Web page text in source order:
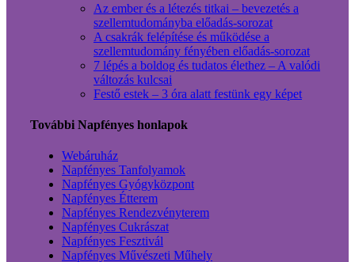
Az ember és a létezés titkai – bevezetés a
szellemtudományba előadás-sorozat
A csakrák felépítése és működése a
szellemtudomány fényében előadás-sorozat
7 lépés a boldog és tudatos élethez – A valódi
változás kulcsai
Festő estek – 3 óra alatt festünk egy képet
További Napfényes honlapok
Webáruház
Napfényes Tanfolyamok
Napfényes Gyógyközpont
Napfényes Étterem
Napfényes Rendezvényterem
Napfényes Cukrászat
Napfényes Fesztivál
Napfényes Művészeti Műhely